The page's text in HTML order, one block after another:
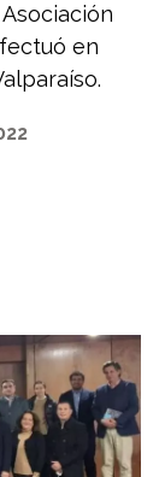
en